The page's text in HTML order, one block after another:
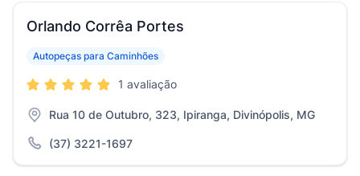
Orlando Corrêa Portes
Autopeças para Caminhões
1 avaliação
Rua 10 de Outubro, 323, Ipiranga, Divinópolis, MG
(37) 3221-1697